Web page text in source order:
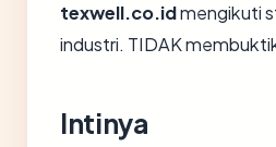
texwell.co.idmengikuti
industri. TIDAK
Intinya